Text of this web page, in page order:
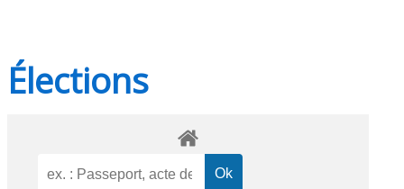
Élections